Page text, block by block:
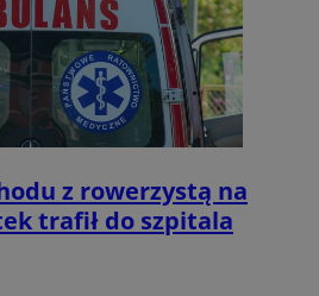
z rowerzystą na
trafił do szpitala